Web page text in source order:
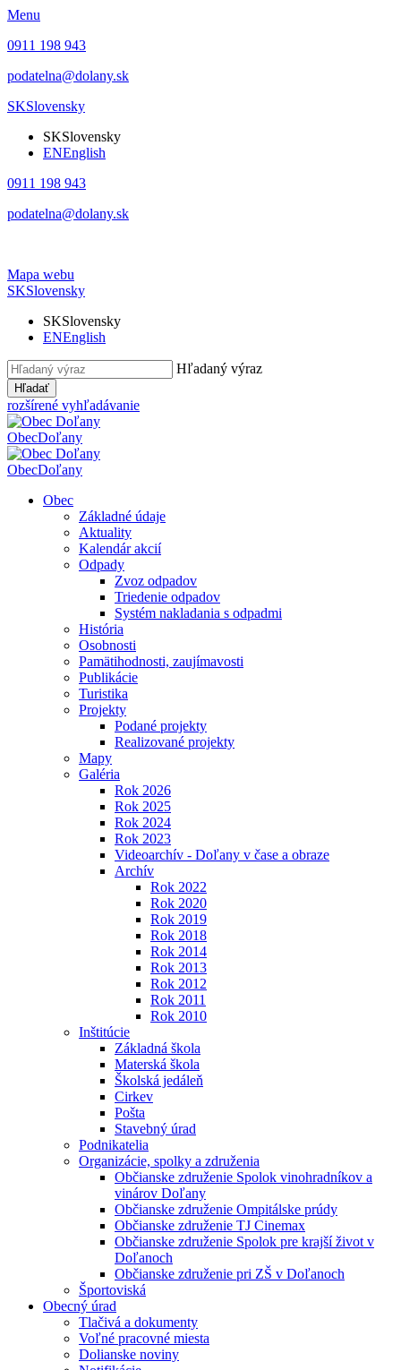
Menu
0911 198 943
podatelna@dolany.sk
SKSlovensky
SKSlovensky
ENEnglish
0911 198 943
podatelna@dolany.sk
Mapa webu
SKSlovensky
SKSlovensky
ENEnglish
Hľadaný výraz
Hľadať
rozšírené vyhľadávanie
ObecDoľany
ObecDoľany
Obec
Základné údaje
Aktuality
Kalendár akcií
Odpady
Zvoz odpadov
Triedenie odpadov
Systém nakladania s odpadmi
História
Osobnosti
Pamätihodnosti, zaujímavosti
Publikácie
Turistika
Projekty
Podané projekty
Realizované projekty
Mapy
Galéria
Rok 2026
Rok 2025
Rok 2024
Rok 2023
Videoarchív - Doľany v čase a obraze
Archív
Rok 2022
Rok 2020
Rok 2019
Rok 2018
Rok 2014
Rok 2013
Rok 2012
Rok 2011
Rok 2010
Inštitúcie
Základná škola
Materská škola
Školská jedáleň
Cirkev
Pošta
Stavebný úrad
Podnikatelia
Organizácie, spolky a združenia
Občianske združenie Spolok vinohradníkov a
vinárov Doľany
Občianske združenie Ompitálske prúdy
Občianske združenie TJ Cinemax
Občianske združenie Spolok pre krajší život v
Doľanoch
Občianske združenie pri ZŠ v Doľanoch
Športoviská
Obecný úrad
Tlačivá a dokumenty
Voľné pracovné miesta
Dolianske noviny